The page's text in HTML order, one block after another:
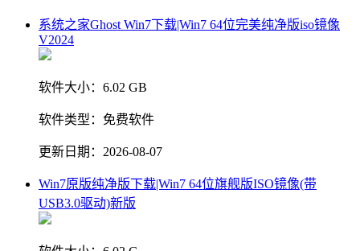
系统之家Ghost Win7下载|Win7 64位完美纯净版iso镜像
V2024
软件大小： 6.02 GB
软件类型： 免费软件
更新日期： 2026-08-07
Win7原版纯净版下载|Win7 64位旗舰版ISO镜像(带
USB3.0驱动)新版